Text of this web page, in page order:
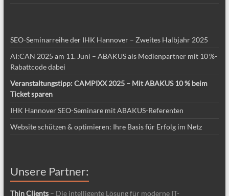
SEO-Seminarreihe der IHK Hannover – Zweites Halbjahr 2025
AI:CAN 2025 am 11. Juni – ABAKUS als Medienpartner mit 10 %-
Rabattcode dabei
Veranstaltungstipp: CAMPIXX 2025 – Mit ABAKUS 10 % beim
Ticket sparen
IHK Hannover SEO-Seminare mit ABAKUS-Referenten
Website schützen & optimieren: Ihre Basis für Erfolg im Netz
Unsere Partner:
Thin Clients – Die intelligente Lösung für moderne IT-